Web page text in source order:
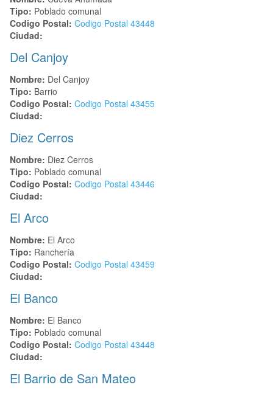
Tipo: Poblado comunal
Codigo Postal: Codigo Postal 43448
Ciudad:
Del Canjoy
Nombre: Del Canjoy
Tipo: Barrio
Codigo Postal: Codigo Postal 43455
Ciudad:
Diez Cerros
Nombre: Diez Cerros
Tipo: Poblado comunal
Codigo Postal: Codigo Postal 43446
Ciudad:
El Arco
Nombre: El Arco
Tipo: Ranchería
Codigo Postal: Codigo Postal 43459
Ciudad:
El Banco
Nombre: El Banco
Tipo: Poblado comunal
Codigo Postal: Codigo Postal 43448
Ciudad:
El Barrio de San Mateo